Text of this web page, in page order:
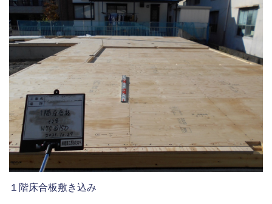
１階床合板敷き込み